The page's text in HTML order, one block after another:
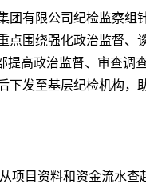
团有限公司纪检监察组
围绕强化政治监督、
提高政治监督、审查调
下发至基层纪检机构，
项目资料和资金流水